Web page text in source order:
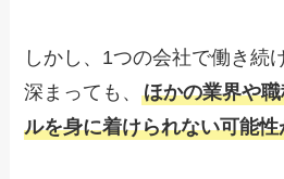
しかし、1つの会社で働き続
深まっても、ほかの業界や
ルを身に着けられない可能